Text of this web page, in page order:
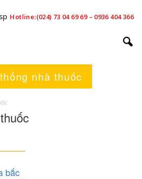
Hotline:(024) 73 04 69 69 – 0936 404 366
nhà thuốc
bắc